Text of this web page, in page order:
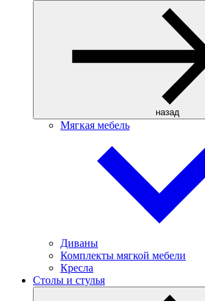
назад
Мягкая мебель
Диваны
Комплекты мягкой мебели
Кресла
Столы и стулья